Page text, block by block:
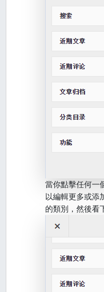
當你點擊任何一
以編輯更多或添
的類別，然後看